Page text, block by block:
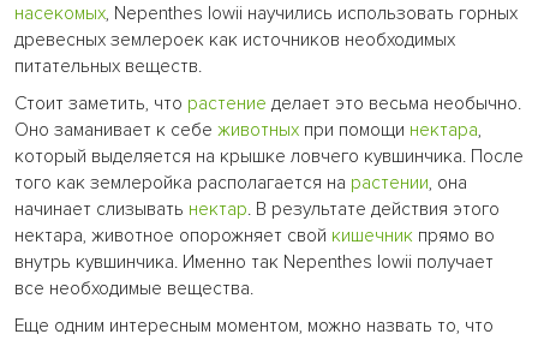
насекомых, Nepenthes lowii научились использовать горных
древесных землероек как источников необходимых
питательных веществ.
Стоит заметить, что растение делает это весьма необычно.
Оно заманивает к себе животных при помощи нектара,
который выделяется на крышке ловчего кувшинчика. После
того как землеройка располагается на растении, она
начинает слизывать нектар. В результате действия этого
нектара, животное опорожняет свой кишечник прямо во
внутрь кувшинчика. Именно так Nepenthes lowii получает
все необходимые вещества.
Еще одним интересным моментом, можно назвать то, что